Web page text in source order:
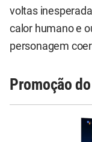
voltas
calor humano e
personagem
Promoção